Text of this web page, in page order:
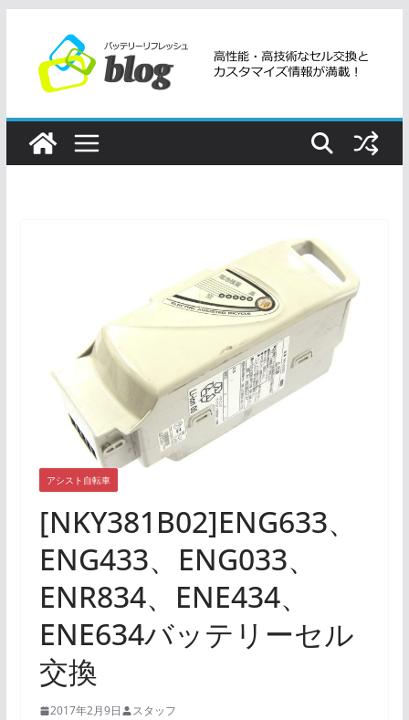
ツ
アシスト自転車
[NKY381B02]ENG633、
ENG433、ENG033、
ENR834、ENE434、
ENE634バッテリーセル
交換
2017年2月9日 スタッフ